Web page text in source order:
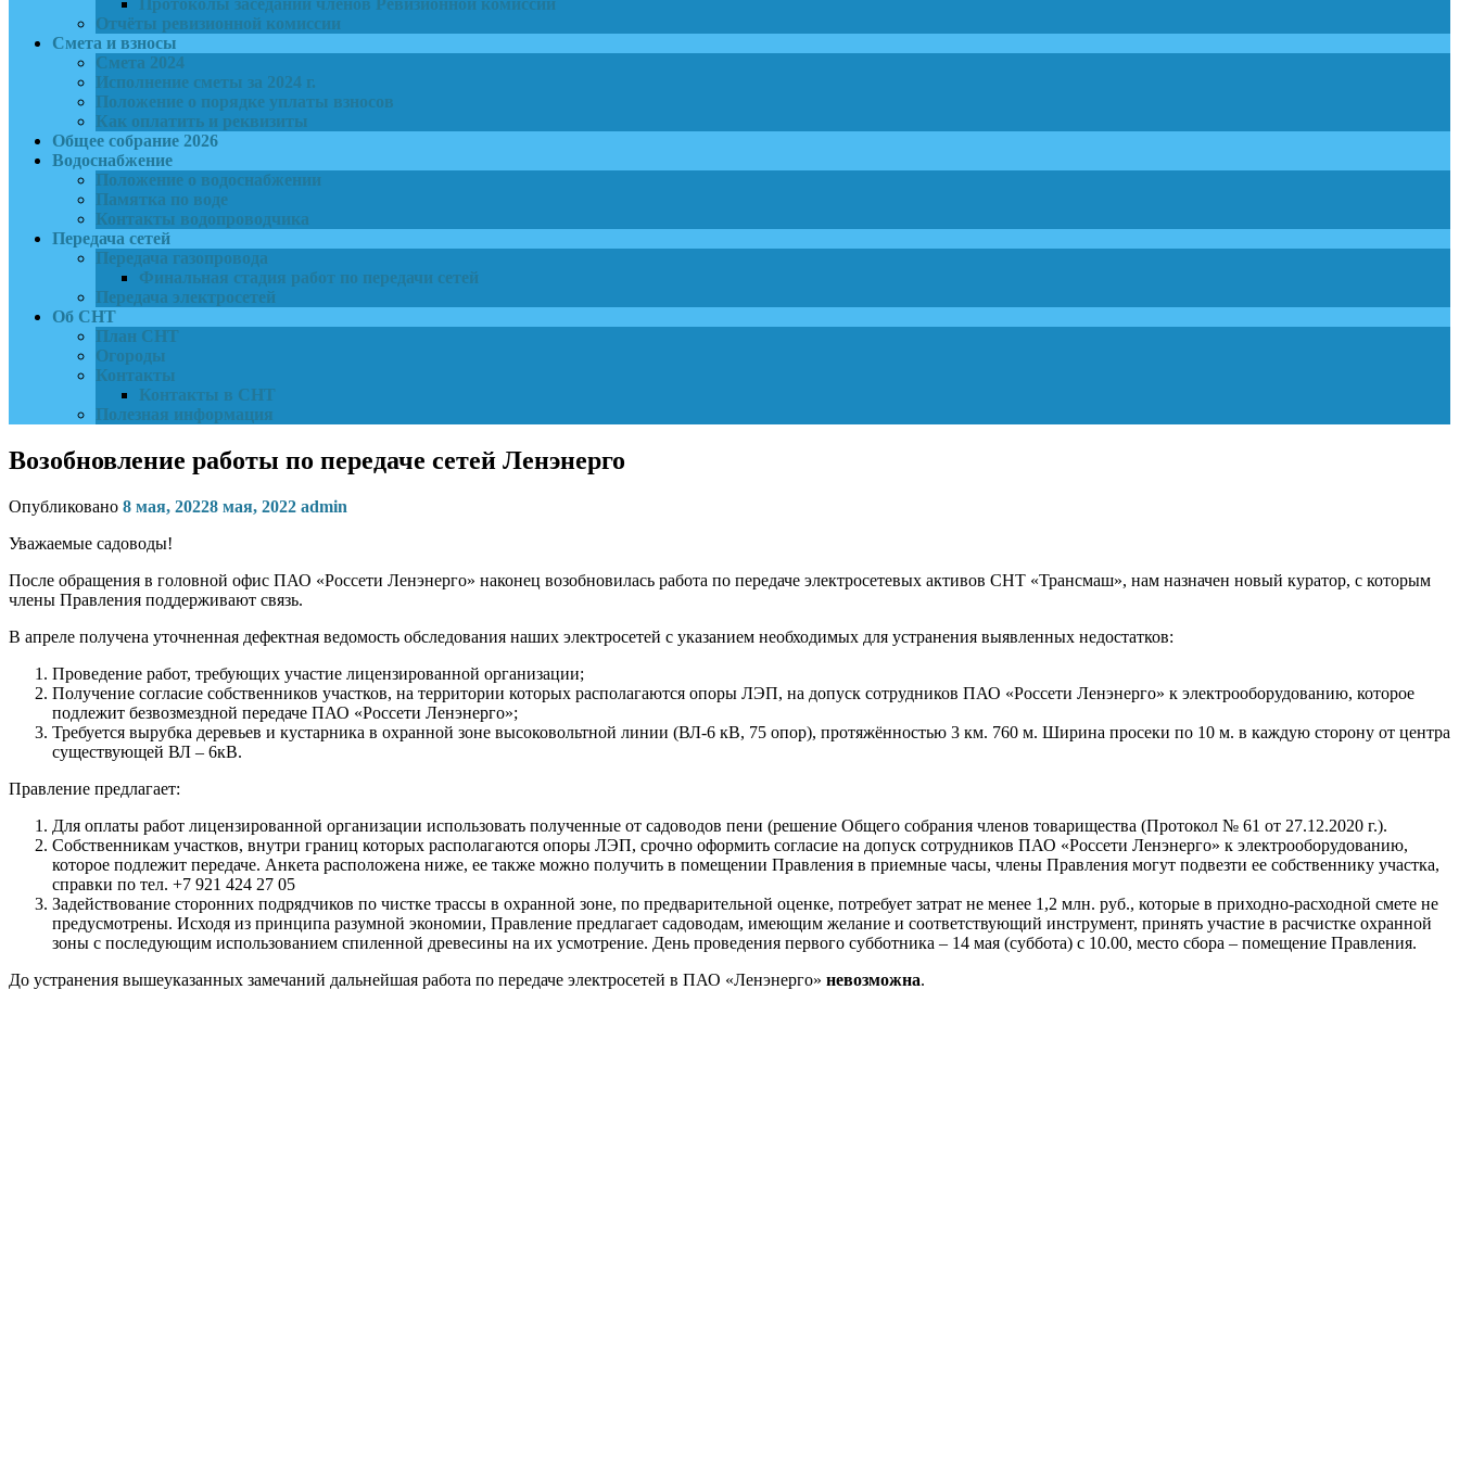
Протоколы заседаний членов Ревизионной комиссии
Отчёты ревизионной комиссии
Смета и взносы
Смета 2024
Исполнение сметы за 2024 г.
Положение о порядке уплаты взносов
Как оплатить и реквизиты
Общее собрание 2026
Водоснабжение
Положение о водоснабжении
Памятка по воде
Контакты водопроводчика
Передача сетей
Передача газопровода
Финальная стадия работ по передачи сетей
Передача электросетей
Об СНТ
План СНТ
Огороды
Контакты
Контакты в СНТ
Полезная информация
Возобновление работы по передаче сетей Ленэнерго
Опубликовано 8 мая, 20228 мая, 2022 admin
Уважаемые садоводы!
После обращения в головной офис ПАО «Россети Ленэнерго» наконец возобновилась работа по передаче электросетевых активов СНТ «Трансмаш», нам назначен новый куратор, с которым
члены Правления поддерживают связь.
В апреле получена уточненная дефектная ведомость обследования наших электросетей с указанием необходимых для устранения выявленных недостатков:
Проведение работ, требующих участие лицензированной организации;
Получение согласие собственников участков, на территории которых располагаются опоры ЛЭП, на допуск сотрудников ПАО «Россети Ленэнерго» к электрооборудованию, которое
подлежит безвозмездной передаче ПАО «Россети Ленэнерго»;
Требуется вырубка деревьев и кустарника в охранной зоне высоковольтной линии (ВЛ-6 кВ, 75 опор), протяжённостью 3 км. 760 м. Ширина просеки по 10 м. в каждую сторону от центра
существующей ВЛ – 6кВ.
Правление предлагает:
Для оплаты работ лицензированной организации использовать полученные от садоводов пени (решение Общего собрания членов товарищества (Протокол № 61 от 27.12.2020 г.).
Собственникам участков, внутри границ которых располагаются опоры ЛЭП, срочно оформить согласие на допуск сотрудников ПАО «Россети Ленэнерго» к электрооборудованию,
которое подлежит передаче. Анкета расположена ниже, ее также можно получить в помещении Правления в приемные часы, члены Правления могут подвезти ее собственнику участка,
справки по тел. +7 921 424 27 05
Задействование сторонних подрядчиков по чистке трассы в охранной зоне, по предварительной оценке, потребует затрат не менее 1,2 млн. руб., которые в приходно-расходной смете не
предусмотрены. Исходя из принципа разумной экономии, Правление предлагает садоводам, имеющим желание и соответствующий инструмент, принять участие в расчистке охранной
зоны с последующим использованием спиленной древесины на их усмотрение. День проведения первого субботника – 14 мая (суббота) с 10.00, место сбора – помещение Правления.
До устранения вышеуказанных замечаний дальнейшая работа по передаче электросетей в ПАО «Ленэнерго» невозможна.